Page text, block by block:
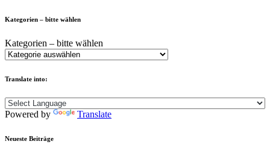
Kategorien – bitte wählen
Kategorien – bitte wählen
Translate into:
Powered by Translate
Neueste Beiträge